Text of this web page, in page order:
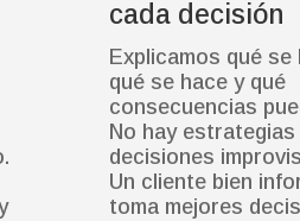
cada decisión
Explicamos qué se
qué se hace y qué
consecuencias
No hay
decisiones
Un cliente bien
toma mejores